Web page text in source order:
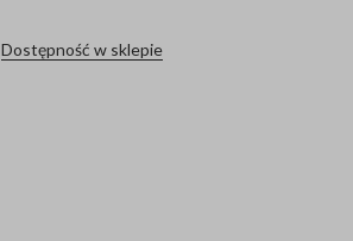
Dostępność w sklepie